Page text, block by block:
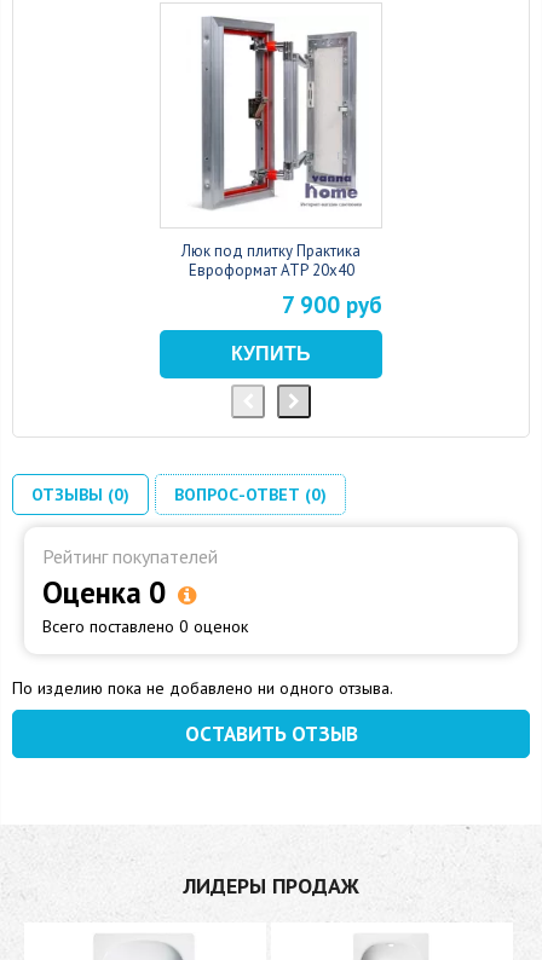
Люк под плитку Практика
Евроформат АТР 20x40
7 900 руб
ОТЗЫВЫ (0) ВОПРОС-ОТВЕТ (0)
Рейтинг покупателей
Оценка 0
Всего поставлено 0 оценок
По изделию пока не добавлено ни одного отзыва.
ОСТАВИТЬ ОТЗЫВ
ЛИДЕРЫ ПРОДАЖ